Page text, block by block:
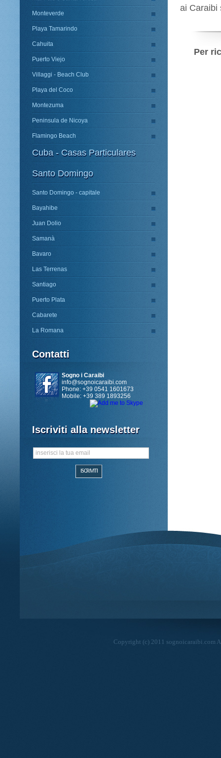
Monteverde
Playa Tamarindo
Cahuita
Puerto Viejo
Villaggi - Beach Club
Playa del Coco
Montezuma
Peninsula de Nicoya
Flamingo Beach
Cuba - Casas Particulares
Santo Domingo
Santo Domingo - capitale
Bayahibe
Juan Dolio
Samanà
Bavaro
Las Terrenas
Santiago
Puerto Plata
Cabarete
La Romana
Contatti
Sogno i Caraibi
info@sognoicaraibi.com
Phone: +39 0541 1601673
Mobile: +39 389 1893256
Iscriviti alla newsletter
ai Caraibi
Per
Copyright (c) 2011 sognoicaraibi.com